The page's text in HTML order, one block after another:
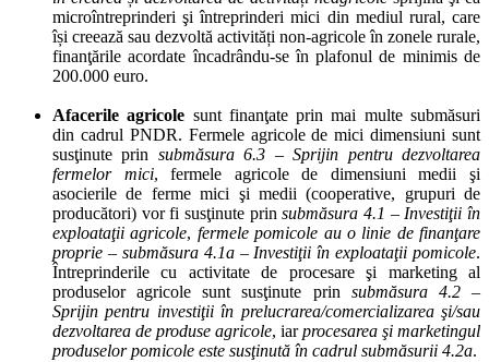
microîntreprinderi şi întreprinderi mici din mediul rural, care
își creează sau dezvoltă activități non-agricole în zonele rurale,
finanţările acordate încadrându-se în plafonul de minimis de
200.000 euro.
Afacerile agricole sunt finanţate prin mai multe submăsuri
din cadrul PNDR. Fermele agricole de mici dimensiuni sunt
susţinute prin submăsura 6.3 – Sprijin pentru dezvoltarea
fermelor mici, fermele agricole de dimensiuni medii şi
asocierile de ferme mici şi medii (cooperative, grupuri de
producători) vor fi susţinute prinsubmăsura 4.1 – Investiţii în
exploataţii agricole, fermele pomicole au o linie de finanţare
proprie – submăsura 4.1a – Investiţii în exploataţii pomicole.
Întreprinderile cu activitate de procesare şi marketing al
produselor agricole sunt susţinute prin submăsura 4.2 –
Sprijin pentru investiţii în prelucrarea/comercializarea şi/sau
dezvoltarea de produse agricole, iarprocesarea şi marketingul
produselor pomicole este susţinută în cadrul submăsurii 4.2a.